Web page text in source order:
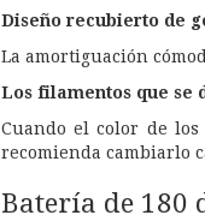
Diseño recubierto de
La amortiguación
Los filamentos que se
Cuando el color de los
recomienda cambiarlo
Batería de 180